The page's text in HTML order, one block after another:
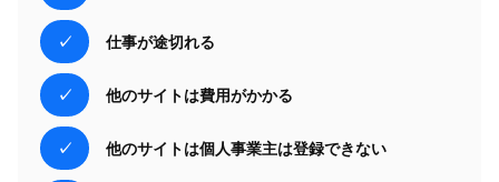
仕事が途切れる
他のサイトは費用がかかる
他のサイトは個人事業主は登録できない